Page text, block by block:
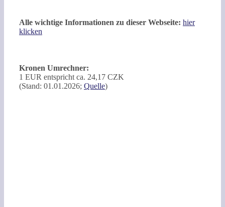
Alle wichtige Informationen zu dieser Webseite: hier
klicken
Kronen Umrechner:
1 EUR entspricht ca. 24,17 CZK
(Stand: 01.01.2026; Quelle)